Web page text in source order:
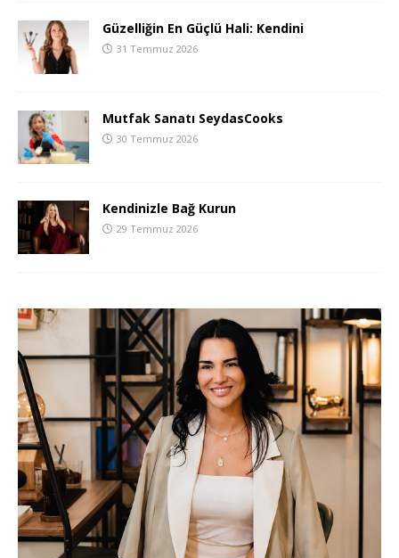
Güzelliğin En Güçlü Hali: Kendini
31 Temmuz 2026
Mutfak Sanatı SeydasCooks
30 Temmuz 2026
Kendinizle Bağ Kurun
29 Temmuz 2026